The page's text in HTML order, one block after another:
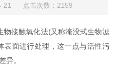
21 点击次数：2159
物接触氧化法(又称淹没式生物滤
表面进行处理，这一点与活性污
异。